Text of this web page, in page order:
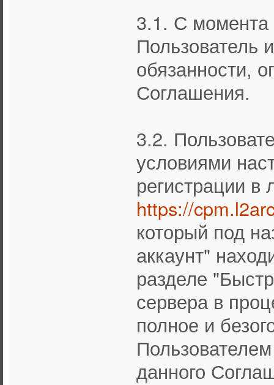
3.1. С момента
Пользователь
обязанности,
Соглашения.
3.2.
условиями
регистрации в
https://
который под
аккаунт"
разделе
сервера в
полное и
данного